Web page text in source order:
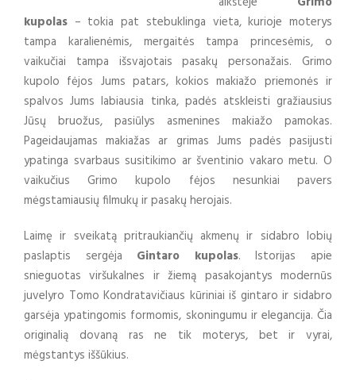
kupolas – tokia pat stebuklinga vieta, kurioje moterys
tampa karalienėmis, mergaitės tampa princesėmis, o
vaikučiai tampa išsvajotais pasakų personažais. Grimo
kupolo fėjos Jums patars, kokios makiažo priemonės ir
spalvos Jums labiausia tinka, padės atskleisti gražiausius
Jūsų bruožus, pasiūlys asmenines makiažo pamokas.
Pageidaujamas makiažas ar grimas Jums padės pasijusti
ypatinga svarbaus susitikimo ar šventinio vakaro metu. O
vaikučius Grimo kupolo fėjos nesunkiai pavers
mėgstamiausių filmukų ir pasakų herojais.
Laimę ir sveikatą pritraukiančių akmenų ir sidabro lobių
paslaptis sergėja Gintaro kupolas. Istorijas apie
snieguotas viršukalnes ir žiemą pasakojantys modernūs
juvelyro Tomo Kondratavičiaus kūriniai iš gintaro ir sidabro
garsėja ypatingomis formomis, skoningumu ir elegancija. Čia
originalią dovaną ras ne tik moterys, bet ir vyrai,
mėgstantys iššūkius.